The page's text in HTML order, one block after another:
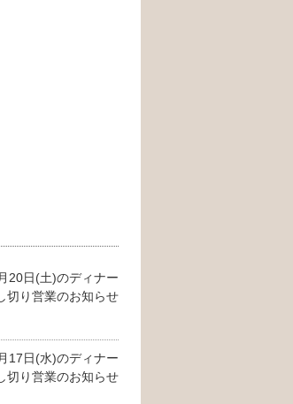
20日(土)のディナー
切り営業のお知らせ
17日(水)のディナー
切り営業のお知らせ